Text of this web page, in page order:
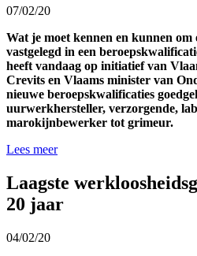
07/02/20
Wat je moet kennen en kunnen om
vastgelegd in een
heeft vandaag op initiatief van
Crevits en Vlaams minister van
nieuwe beroepskwalificaties
uurwerkhersteller, verzorgende,
marokijnbewerker tot grimeur.
Lees meer
Laagste
20 jaar
04/02/20